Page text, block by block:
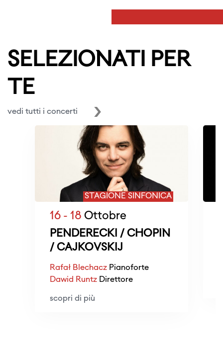
SELEZIONATI PER
TE
vedi tutti i concerti
STAGIONE SINFONICA
16 - 18 Ottobre
PENDERECKI / CHOPIN
/ CAJKOVSKIJ
Rafał Blechacz Pianoforte
Dawid Runtz Direttore
scopri di più